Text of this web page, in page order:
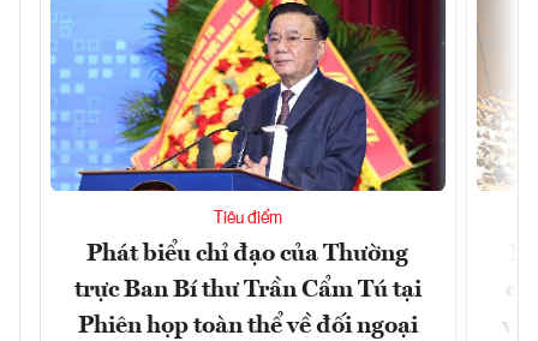
Tiêu điểm
Phát biểu chỉ đạo của Thường
trực Ban Bí thư Trần Cẩm Tú tại
Phiên họp toàn thể về đối ngoại
và